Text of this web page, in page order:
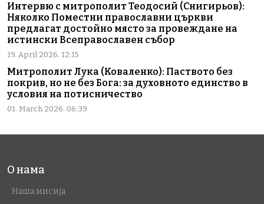
Интервю с митрополит Теодосий (Снигирьов):
Няколко Поместни православни църкви
предлагат достойно място за провеждане на
истински Всеправославен събор
19. April 2026. 12:15
Митрополит Лука (Коваленко): Паството без
покрив, но не без Бога: за духовното единство в
условия на потисничество
01. March 2026. 06:39
О нама
Наша мисија